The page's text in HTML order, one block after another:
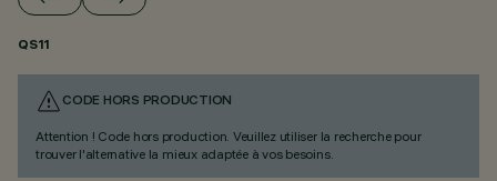
QS11
CODE HORS PRODUCTION
Attention ! Code hors production. Veuillez utiliser la recherche pour
trouver l'alternative la mieux adaptée à vos besoins.